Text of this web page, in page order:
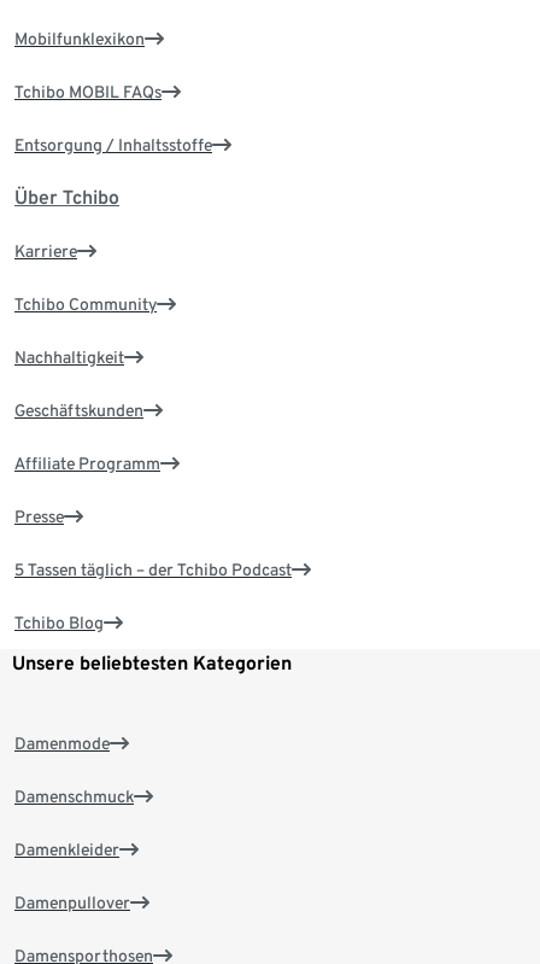
Mobilfunklexikon
Tchibo MOBIL FAQs
Entsorgung / Inhaltsstoffe
Über Tchibo
Karriere
Tchibo Community
Nachhaltigkeit
Geschäftskunden
Affiliate Programm
Presse
5 Tassen täglich – der Tchibo Podcast
Tchibo Blog
Unsere beliebtesten Kategorien
Damenmode
Damenschmuck
Damenkleider
Damenpullover
Damensporthosen